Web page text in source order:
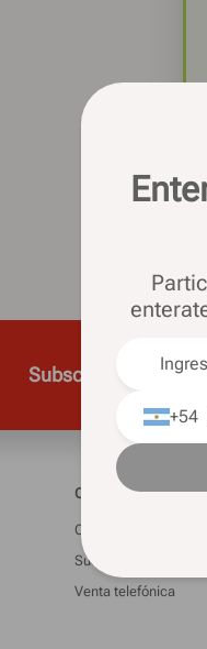
+54
Subscribite para
Casa Silvia
Quienes somos
Sucursales
Venta telefónica